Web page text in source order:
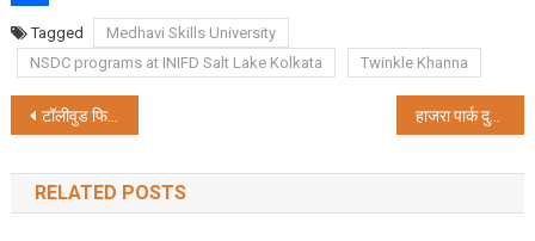
ShareTagged
Medhavi Skills University
NSDC programs at INIFD Salt Lake Kolkata
Twinkle Khanna
Post
navigation
टॉलीवुड फिल्म ‘माया’ 7 जुलाई को सिनेमाघरों में रिलीज हो रही है। हाजरा पार्क दुर्गोत्सव में खुटी पूजा के साथ दुर्गापूजा के तैयारियों की हुई शुरुआत
RELATED POSTS